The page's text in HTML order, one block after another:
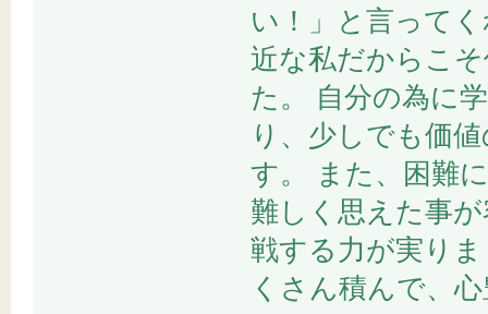
い！」と言って
近な私だからこ
た。 自分の為に
り、少しでも価
す。 また、困難
難しく思えた事
戦する力が実り
くさん積んで、